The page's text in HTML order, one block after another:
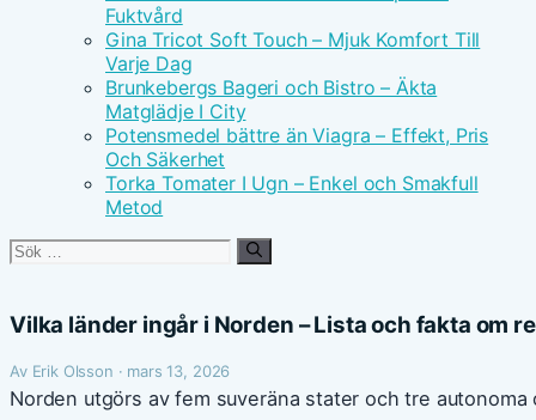
Fuktvård
Gina Tricot Soft Touch – Mjuk Komfort Till
Varje Dag
Brunkebergs Bageri och Bistro – Äkta
Matglädje I City
Potensmedel bättre än Viagra – Effekt, Pris
Och Säkerhet
Torka Tomater I Ugn – Enkel och Smakfull
Metod
Sök
Vilka länder ingår i Norden – Lista och fakta om
Av Erik Olsson · mars 13, 2026
Norden utgörs av fem suveräna stater och tre